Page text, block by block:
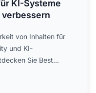
KI-Systeme
verbessern
von Inhalten für
und KI-
Sie Best